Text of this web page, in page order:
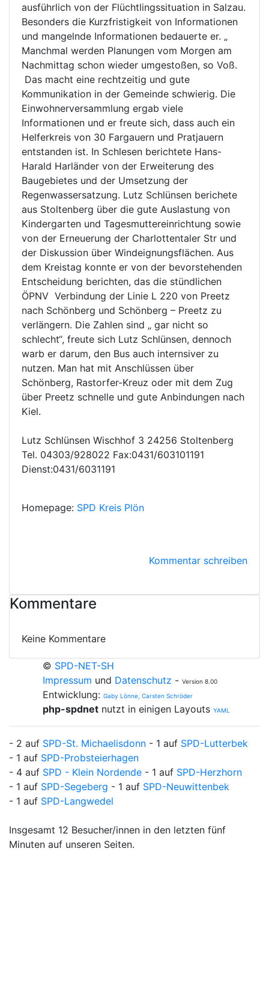
ausführlich von der Flüchtlingssituation in Salzau.
Besonders die Kurzfristigkeit von Informationen
und mangelnde Informationen bedauerte er. „
Manchmal werden Planungen vom Morgen am
Nachmittag schon wieder umgestoßen, so Voß.
Das macht eine rechtzeitig und gute
Kommunikation in der Gemeinde schwierig. Die
Einwohnerversammlung ergab viele
Informationen und er freute sich, dass auch ein
Helferkreis von 30 Fargauern und Pratjauern
entstanden ist. In Schlesen berichtete Hans-
Harald Harländer von der Erweiterung des
Baugebietes und der Umsetzung der
Regenwassersatzung. Lutz Schlünsen berichete
aus Stoltenberg über die gute Auslastung von
Kindergarten und Tagesmuttereinrichtung sowie
von der Erneuerung der Charlottentaler Str und
der Diskussion über Windeignungsflächen. Aus
dem Kreistag konnte er von der bevorstehenden
Entscheidung berichten, das die stündlichen
ÖPNV Verbindung der Linie L 220 von Preetz
nach Schönberg und Schönberg – Preetz zu
verlängern. Die Zahlen sind „ gar nicht so
schlecht“, freute sich Lutz Schlünsen, dennoch
warb er darum, den Bus auch internsiver zu
nutzen. Man hat mit Anschlüssen über
Schönberg, Rastorfer-Kreuz oder mit dem Zug
über Preetz schnelle und gute Anbindungen nach
Kiel.
Lutz Schlünsen Wischhof 3 24256 Stoltenberg
Tel. 04303/928022 Fax:0431/603101191
Dienst:0431/6031191
Homepage: SPD Kreis Plön
Kommentar schreiben
Kommentare
Keine Kommentare
© SPD-NET-SH
Impressum und Datenschutz - Version 8.00
Entwicklung: Gaby Lönne, Carsten Schröder
php-spdnet nutzt in einigen Layouts YAML
- 2 auf SPD-St. Michaelisdonn - 1 auf SPD-Lutterbek
- 1 auf SPD-Probsteierhagen
- 4 auf SPD - Klein Nordende - 1 auf SPD-Herzhorn
- 1 auf SPD-Segeberg - 1 auf SPD-Neuwittenbek
- 1 auf SPD-Langwedel
Insgesamt 12 Besucher/innen in den letzten fünf
Minuten auf unseren Seiten.